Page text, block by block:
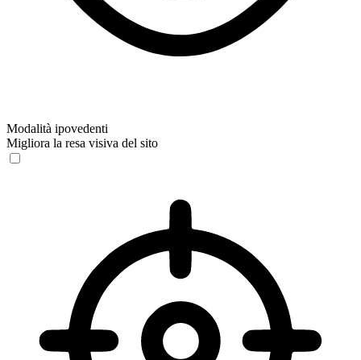
Modalità ipovedenti
Migliora la resa visiva del sito